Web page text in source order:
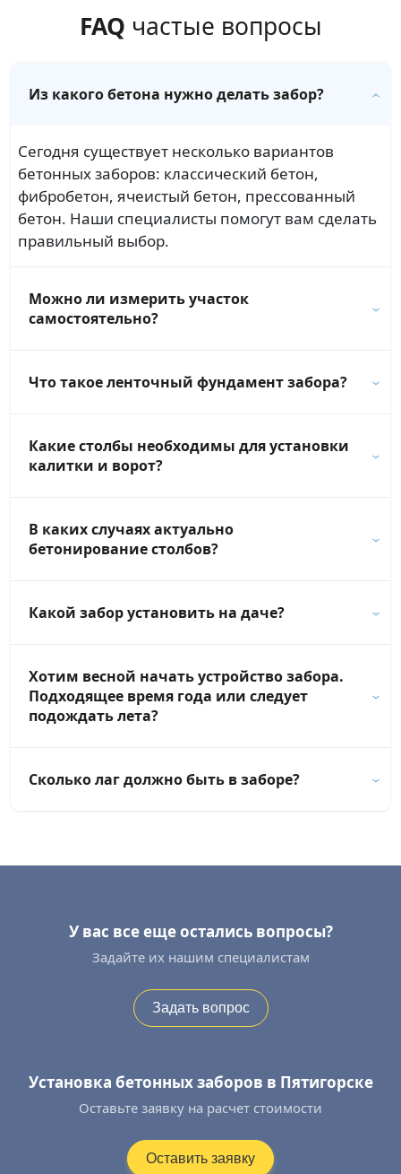
FAQ частые вопросы
Из какого бетона нужно делать забор?
Сегодня существует несколько вариантов
бетонных заборов: классический бетон,
фибробетон, ячеистый бетон, прессованный
бетон. Наши специалисты помогут вам сделать
правильный выбор.
Можно ли измерить участок
самостоятельно?
Что такое ленточный фундамент забора?
Какие столбы необходимы для установки
калитки и ворот?
В каких случаях актуально
бетонирование столбов?
Какой забор установить на даче?
Хотим весной начать устройство забора.
Подходящее время года или следует
подождать лета?
Сколько лаг должно быть в заборе?
У вас все еще остались вопросы?
Задайте их нашим специалистам
Задать вопрос
Установка бетонных заборов в Пятигорске
Оставьте заявку на расчет стоимости
Оставить заявку